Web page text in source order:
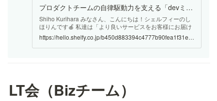
プロダクトチームの自律駆動力を支える「devミ」と「毎日LT」をご紹介！
Shiho Kurihara みなさん、こんにちは！シェルフィーのし
ほりんです🍎 私達は「より良いサービスをお客様にお届け
すること」をミッションに、日々全力で業務に向き合って
いますが、今回は プロダクトチームが「より良いサービス
を作るため」に行っている取り組みについて ご紹介したい
https://hello.shelfy.co.jp/b450d883394c4777b90fea1f31e8e4ba
LT会（Bizチーム）